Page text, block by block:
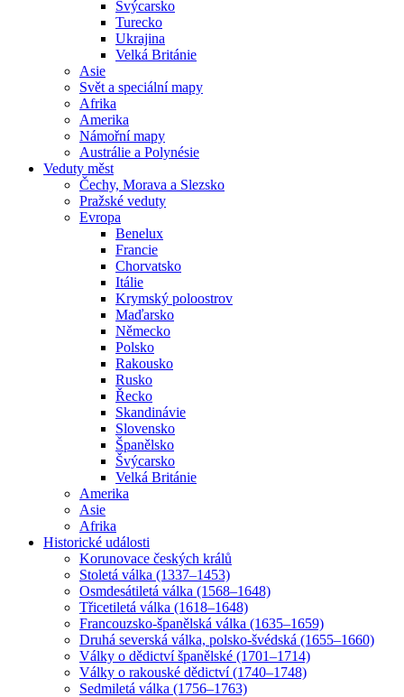
Švýcarsko
Turecko
Ukrajina
Velká Británie
Asie
Svět a speciální mapy
Afrika
Amerika
Námořní mapy
Austrálie a Polynésie
Veduty měst
Čechy, Morava a Slezsko
Pražské veduty
Evropa
Benelux
Francie
Chorvatsko
Itálie
Krymský poloostrov
Maďarsko
Německo
Polsko
Rakousko
Rusko
Řecko
Skandinávie
Slovensko
Španělsko
Švýcarsko
Velká Británie
Amerika
Asie
Afrika
Historické události
Korunovace českých králů
Stoletá válka (1337–1453)
Osmdesátiletá válka (1568–1648)
Třicetiletá válka (1618–1648)
Francouzsko-španělská válka (1635–1659)
Druhá severská válka, polsko-švédská (1655–1660)
Války o dědictví španělské (1701–1714)
Války o rakouské dědictví (1740–1748)
Sedmiletá válka (1756–1763)